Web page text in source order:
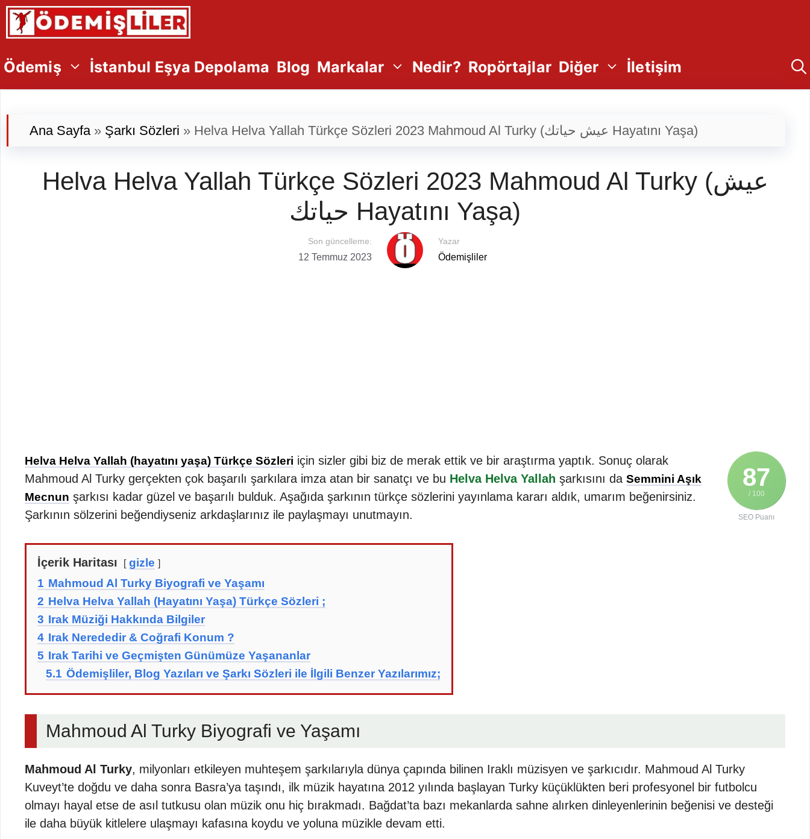
İçeriğe
atla
Ödemiş İstanbul Eşya Depolama Blog Markalar Nedir? Ropörtajlar Diğer İletişim
Ana Sayfa» Şarkı Sözleri » Helva Helva Yallah Türkçe Sözleri 2023 Mahmoud Al Turky (عيش حياتك Hayatını Yaşa)
Helva Helva Yallah Türkçe Sözleri 2023 Mahmoud Al Turky (عيش
حياتك Hayatını Yaşa)
Son güncelleme:
12 Temmuz 2023
Yazar
Ödemişliler
87
/ 100
SEO Puanı
Helva Helva Yallah (hayatını yaşa) Türkçe Sözleri için sizler gibi biz de merak ettik ve bir araştırma yaptık. Sonuç olarak
Mahmoud Al Turky gerçekten çok başarılı şarkılara imza atan bir sanatçı ve bu Helva Helva Yallah şarkısını da Semmini Aşık
Mecnun şarkısı kadar güzel ve başarılı bulduk. Aşağıda şarkının türkçe sözlerini yayınlama kararı aldık, umarım beğenirsiniz.
Şarkının sölzerini beğendiyseniz arkdaşlarınız ile paylaşmayı unutmayın.
İçerik Haritası
gizle
1 Mahmoud Al Turky Biyografi ve Yaşamı
2 Helva Helva Yallah (Hayatını Yaşa) Türkçe Sözleri ;
3 Irak Müziği Hakkında Bilgiler
4 Irak Nerededir & Coğrafi Konum ?
5 Irak Tarihi ve Geçmişten Günümüze Yaşananlar
5.1 Ödemişliler, Blog Yazıları ve Şarkı Sözleri ile İlgili Benzer Yazılarımız;
Mahmoud Al Turky Biyografi ve Yaşamı
Mahmoud Al Turky, milyonları etkileyen muhteşem şarkılarıyla dünya çapında bilinen Iraklı müzisyen ve şarkıcıdır. Mahmoud Al Turky
Kuveyt’te doğdu ve daha sonra Basra’ya taşındı, ilk müzik hayatına 2012 yılında başlayan Turky küçüklükten beri profesyonel bir futbolcu
olmayı hayal etse de asıl tutkusu olan müzik onu hiç bırakmadı. Bağdat’ta bazı mekanlarda sahne alırken dinleyenlerinin beğenisi ve desteği
ile daha büyük kitlelere ulaşmayı kafasına koydu ve yoluna müzikle devam etti.